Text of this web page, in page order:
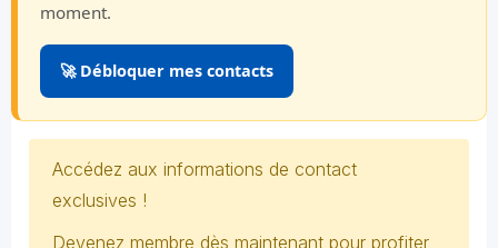
moment.
🚀 Débloquer mes contacts
Accédez aux informations de contact
exclusives !
Devenez membre dès maintenant pour profiter